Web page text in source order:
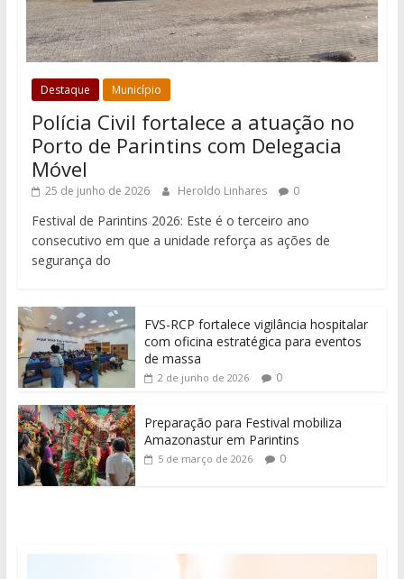
Destaque Município
Polícia Civil fortalece a atuação no
Porto de Parintins com Delegacia
Móvel
25 de junho de 2026 Heroldo Linhares 0
Festival de Parintins 2026: Este é o terceiro ano
consecutivo em que a unidade reforça as ações de
segurança do
FVS-RCP fortalece vigilância hospitalar
com oficina estratégica para eventos
de massa
2 de junho de 2026 0
Preparação para Festival mobiliza
Amazonastur em Parintins
5 de março de 2026 0